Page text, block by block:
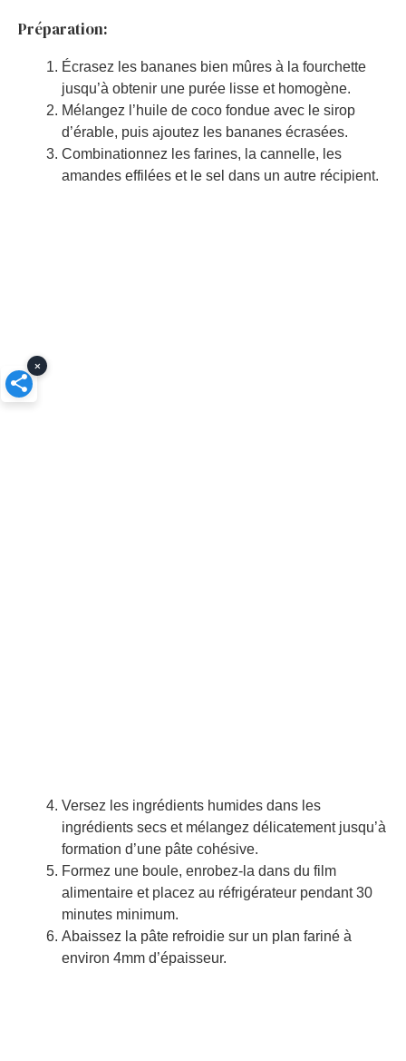
Préparation:
Écrasez les bananes bien mûres à la fourchette
jusqu’à obtenir une purée lisse et homogène.
Mélangez l’huile de coco fondue avec le sirop
d’érable, puis ajoutez les bananes écrasées.
Combinationnez les farines, la cannelle, les
amandes effilées et le sel dans un autre récipient.
Versez les ingrédients humides dans les
ingrédients secs et mélangez délicatement jusqu’à
formation d’une pâte cohésive.
Formez une boule, enrobez-la dans du film
alimentaire et placez au réfrigérateur pendant 30
minutes minimum.
Abaissez la pâte refroidie sur un plan fariné à
environ 4mm d’épaisseur.
×